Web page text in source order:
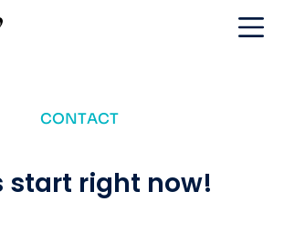
CONTACT
start right now!